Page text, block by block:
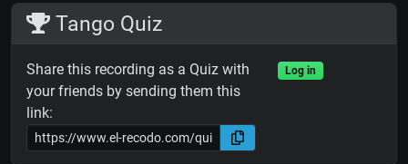
Tango Quiz
Share this recording as a Quiz with
your friends by sending them this
link:
Log in